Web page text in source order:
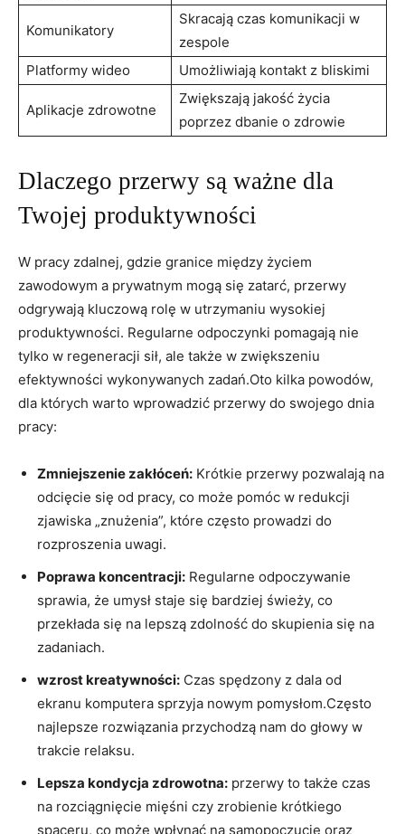
Komunikatory
Skracają ⁣czas komunikacji w
zespole
Platformy wideo
Umożliwiają‍ kontakt z bliskimi
Aplikacje zdrowotne
Zwiększają jakość życia
poprzez dbanie o zdrowie
Dlaczego przerwy są ważne dla
Twojej produktywności
W ​pracy zdalnej,‌ gdzie granice między życiem
⁣zawodowym a prywatnym mogą się zatarć, przerwy⁢
odgrywają kluczową rolę w utrzymaniu wysokiej
produktywności. Regularne odpoczynki pomagają nie‍
tylko w regeneracji sił,⁢ ale‍ także w zwiększeniu
efektywności wykonywanych zadań.Oto kilka ⁤powodów,
dla których warto wprowadzić ⁤przerwy do swojego dnia
pracy:
Zmniejszenie ⁤zakłóceń: Krótkie przerwy pozwalają ⁣na
odcięcie⁣ się od pracy, co może pomóc w redukcji
zjawiska „znużenia”, które często prowadzi do
rozproszenia uwagi.
Poprawa koncentracji: Regularne odpoczywanie
sprawia, że umysł‌ staje‌ się bardziej świeży, co
przekłada się ​na lepszą zdolność do ⁣skupienia się na
zadaniach.
wzrost kreatywności: Czas spędzony‍ z dala ‍od
⁣ekranu komputera sprzyja⁢ nowym pomysłom.Często
najlepsze ‍rozwiązania przychodzą nam do głowy w
‍trakcie relaksu.
Lepsza kondycja zdrowotna: przerwy to ‍także czas
na rozciągnięcie ‍mięśni ‍czy ⁣zrobienie krótkiego⁢
spaceru, ⁢co może ⁣wpłynąć na samopoczucie oraz